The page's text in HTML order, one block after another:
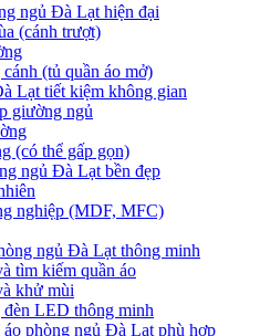
ngủ Đà Lạt hiện đại
(cánh trượt)
(tủ quần áo mở)
Lạt tiết kiệm không gian
giường ngủ
(có thể gấp gọn)
ngủ Đà Lạt bền đẹp
nghiệp (MDF, MFC)
ngủ Đà Lạt thông minh
tìm kiếm quần áo
khử mùi
LED thông minh
phòng ngủ Đà Lạt phù hợp